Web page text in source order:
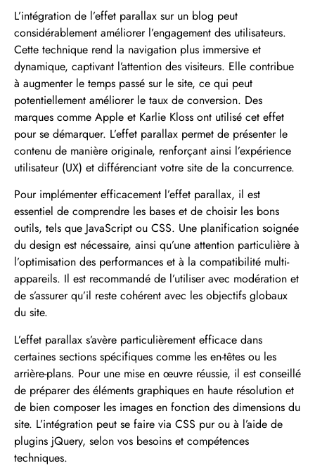
L’intégration de l’effet parallax sur un blog peut
considérablement améliorer l’engagement des utilisateurs.
Cette technique rend la navigation plus immersive et
dynamique, captivant l’attention des visiteurs. Elle contribue
à augmenter le temps passé sur le site, ce qui peut
potentiellement améliorer le taux de conversion. Des
marques comme Apple et Karlie Kloss ont utilisé cet effet
pour se démarquer. L’effet parallax permet de présenter le
contenu de manière originale, renforçant ainsi l’expérience
utilisateur (UX) et différenciant votre site de la concurrence.
Pour implémenter efficacement l’effet parallax, il est
essentiel de comprendre les bases et de choisir les bons
outils, tels que JavaScript ou CSS. Une planification soignée
du design est nécessaire, ainsi qu’une attention particulière à
l’optimisation des performances et à la compatibilité multi-
appareils. Il est recommandé de l’utiliser avec modération et
de s’assurer qu’il reste cohérent avec les objectifs globaux
du site.
L’effet parallax s’avère particulièrement efficace dans
certaines sections spécifiques comme les en-têtes ou les
arrière-plans. Pour une mise en œuvre réussie, il est conseillé
de préparer des éléments graphiques en haute résolution et
de bien composer les images en fonction des dimensions du
site. L’intégration peut se faire via CSS pur ou à l’aide de
plugins jQuery, selon vos besoins et compétences
techniques.